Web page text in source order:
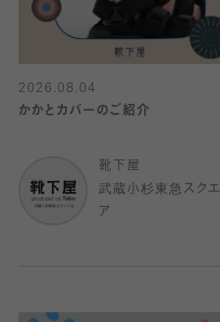
2026.08.04
かかとカバーのご紹介
靴下屋
武蔵小杉東急スクエ
ア